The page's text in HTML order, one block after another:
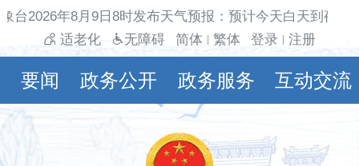
台2026年8月9日8时发布天气预报：预计今天白天到夜
适老化
无障碍 简体 繁体 登录 注册
要闻 政务公开 政务服务 互动交流